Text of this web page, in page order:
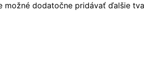
možné dodatočne pridávať ďalšie